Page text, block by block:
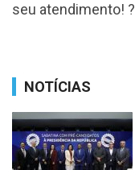
seu atendimento! ?
NOTÍCIAS